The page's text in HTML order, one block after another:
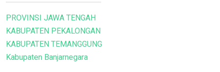
PROVINSI JAWA TENGAH
KABUPATEN PEKALONGAN
KABUPATEN TEMANGGUNG
Kabupaten Banjarnegara